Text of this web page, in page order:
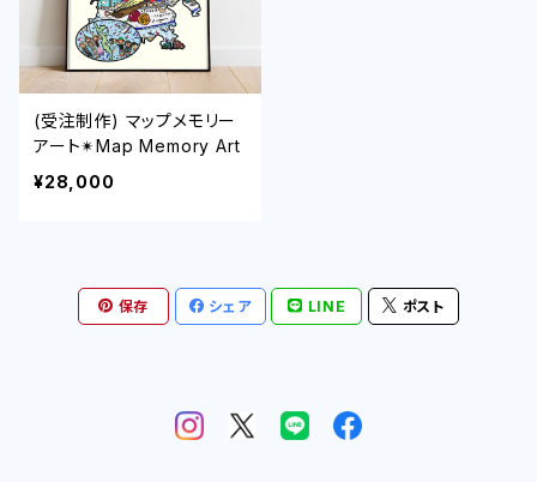
(受注制作) マップメモリー
アート✴︎Map Memory Art
¥28,000
保存 シェア LINE ポスト